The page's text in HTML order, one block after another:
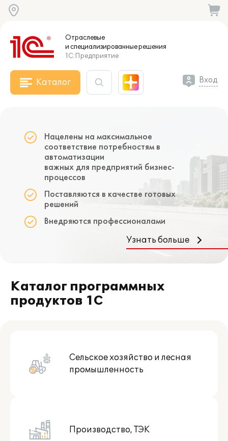
Отраслевые
и специализированныерешения
1С:Предприятие
Каталог Вход
Нацелены на максимальное
соответствие потребностям в
автоматизации
важных для предприятий бизнес-
процессов
Поставляются в качестве готовых
решений
Внедряются профессионалами
Узнать больше
Каталог программных
продуктов 1С
Сельское хозяйство и лесная
промышленность
Производство, ТЭК